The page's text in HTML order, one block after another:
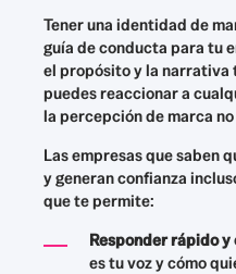
Tener una identidad de
guía de conducta para tu
el propósito y la narrativa
puedes reaccionar a
la percepción de marca
Las empresas que saben
y generan confianza
que te permite:
Responder rápido
es tu voz y cómo